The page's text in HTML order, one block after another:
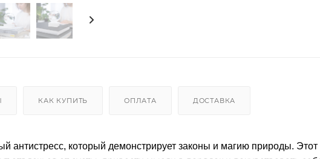
КАК КУПИТЬ ОПЛАТА ДОСТАВКА
антистресс, который демонстрирует законы и магию природы. Этот